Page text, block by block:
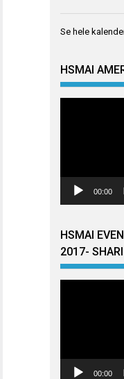
Se hele
HSMAI
00:00
HSMAI
2017-
00:00